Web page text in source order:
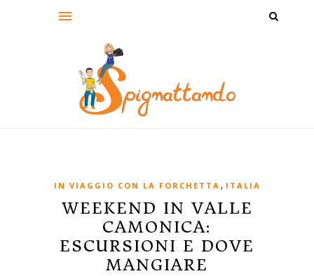
IN VIAGGIO CON LA FORCHETTA , ITALIA
WEEKEND IN VALLE
CAMONICA:
ESCURSIONI E DOVE
MANGIARE